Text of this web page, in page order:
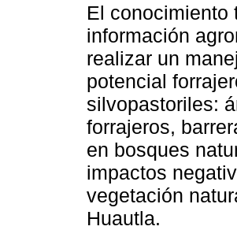
El conocimiento
información
realizar un
potencial
silvopastoriles:
forrajeros,
en bosques
impactos
vegetación
Huautla.